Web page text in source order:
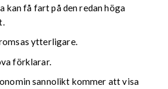
få fart på den redan höga
ytterligare.
förklarar.
sannolikt kommer att visa